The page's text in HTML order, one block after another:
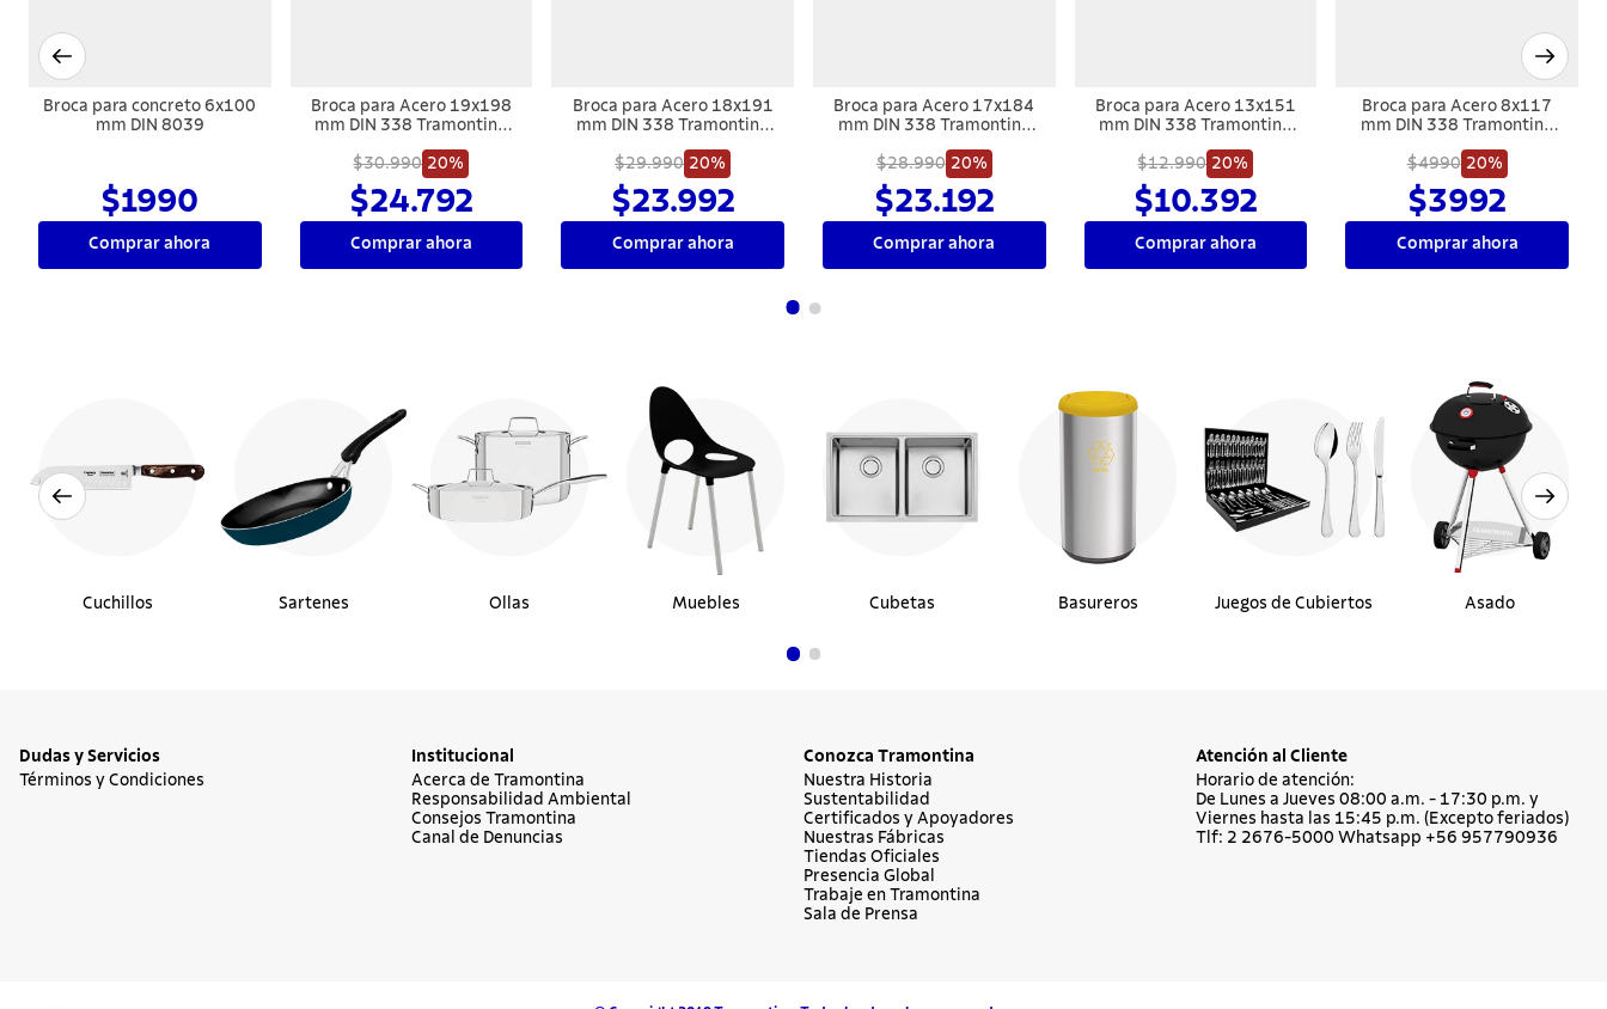
Broca para concreto 6x100
mm DIN 8039
$1990
Comprar ahora
Broca para Acero 19x198
mm DIN 338 Tramontina
$30.990 20%
$24.792
Comprar ahora
Broca para Acero 18x191
mm DIN 338 Tramontina
$29.990 20%
$23.992
Comprar ahora
Broca para Acero 17x184
mm DIN 338 Tramontina
$28.990 20%
$23.192
Comprar ahora
Broca para Acero 13x151
mm DIN 338 Tramontina
$12.990 20%
$10.392
Comprar ahora
Broca para Acero 8x117
mm DIN 338 Tramontina
$4990 20%
$3992
Comprar ahora
Cuchillos Sartenes Ollas Muebles Cubetas Basureros Juegos de Cubiertos Asado
Dudas y Servicios
Términos y Condiciones
Institucional
Acerca de Tramontina
Responsabilidad Ambiental
Consejos Tramontina
Canal de Denuncias
Conozca Tramontina
Nuestra Historia
Sustentabilidad
Certificados y Apoyadores
Nuestras Fábricas
Tiendas Oficiales
Presencia Global
Trabaje en Tramontina
Sala de Prensa
Atención al Cliente
Horario de atención:
De Lunes a Jueves 08:00 a.m. - 17:30 p.m. y
Viernes hasta las 15:45 p.m. (Excepto feriados)
Tlf: 2 2676-5000 Whatsapp +56 957790936